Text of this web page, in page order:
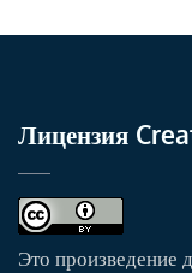
Лицензия
Это произведение